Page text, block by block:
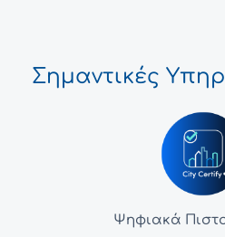
Σημαντικές
Ψηφιακά